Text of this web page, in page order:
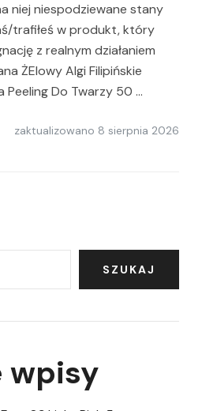
niej niespodziewane stany
trafiłeś w produkt, który
z realnym działaniem
ŻElowy Algi Filipińskie
Peeling Do Twarzy 50 …
zaktualizowano 8 sierpnia 2026
SZUKAJ
wpisy